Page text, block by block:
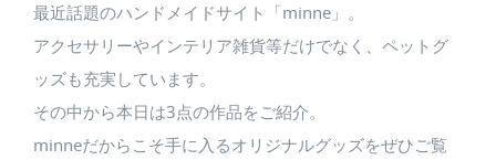
最近話題のハンドメイドサイト「minne」。
アクセサリーやインテリア雑貨等だけでなく、ペットグ
ッズも充実しています。
その中から本日は3点の作品をご紹介。
minneだからこそ手に入るオリジナルグッズをぜひご覧